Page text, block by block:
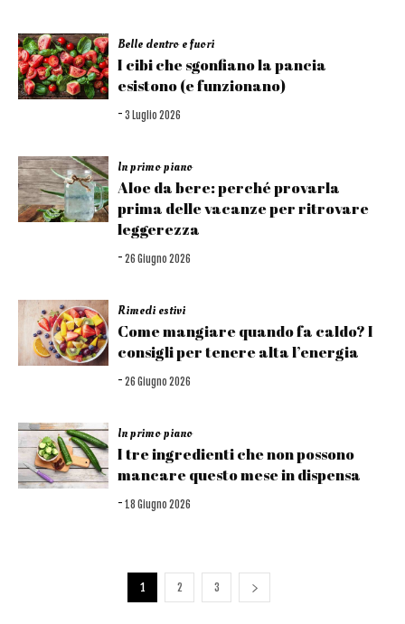
Belle dentro e fuori
I cibi che sgonfiano la pancia
esistono (e funzionano)
- 3 Luglio 2026
In primo piano
Aloe da bere: perché provarla
prima delle vacanze per ritrovare
leggerezza
- 26 Giugno 2026
Rimedi estivi
Come mangiare quando fa caldo? I
consigli per tenere alta l’energia
- 26 Giugno 2026
In primo piano
I tre ingredienti che non possono
mancare questo mese in dispensa
- 18 Giugno 2026
1 2 3